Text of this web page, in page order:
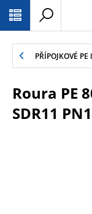
PŘÍPOJKOVÉ PE
Roura PE
SDR11